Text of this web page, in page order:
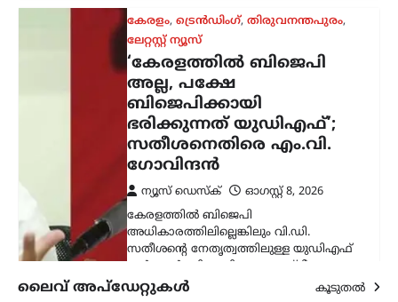
അജണ്ടകൾ നടപ്പാക്കുകയാണെന്ന്
സിപിഐഎം സംസ്ഥാന സെക്രട്ടറി
എം.വി. ഗോവിന്ദൻ മാസ്റ്റർ ആരോപിച്ചു.
നരേന്ദ്ര…
ട്രെൻഡിംഗ് ,ദേശീയം,രാഷ്ട്രീയം
പ്രധാനമന്ത്രിക്ക്
യുവാക്കളെ കാണാൻ
സമയമില്ല;
കൂറുമാറിയവരെ
കാണാനും അവർക്കൊപ്പം
നിൽക്കുമെന്ന് ഉറപ്പ്
നൽകാനും സമയം
കണ്ടെത്തുന്നു: ഉദ്ധവ്
താക്കറെ
ലൈവ് അപ്‌ഡേറ്റുകൾ കൂടുതൽ